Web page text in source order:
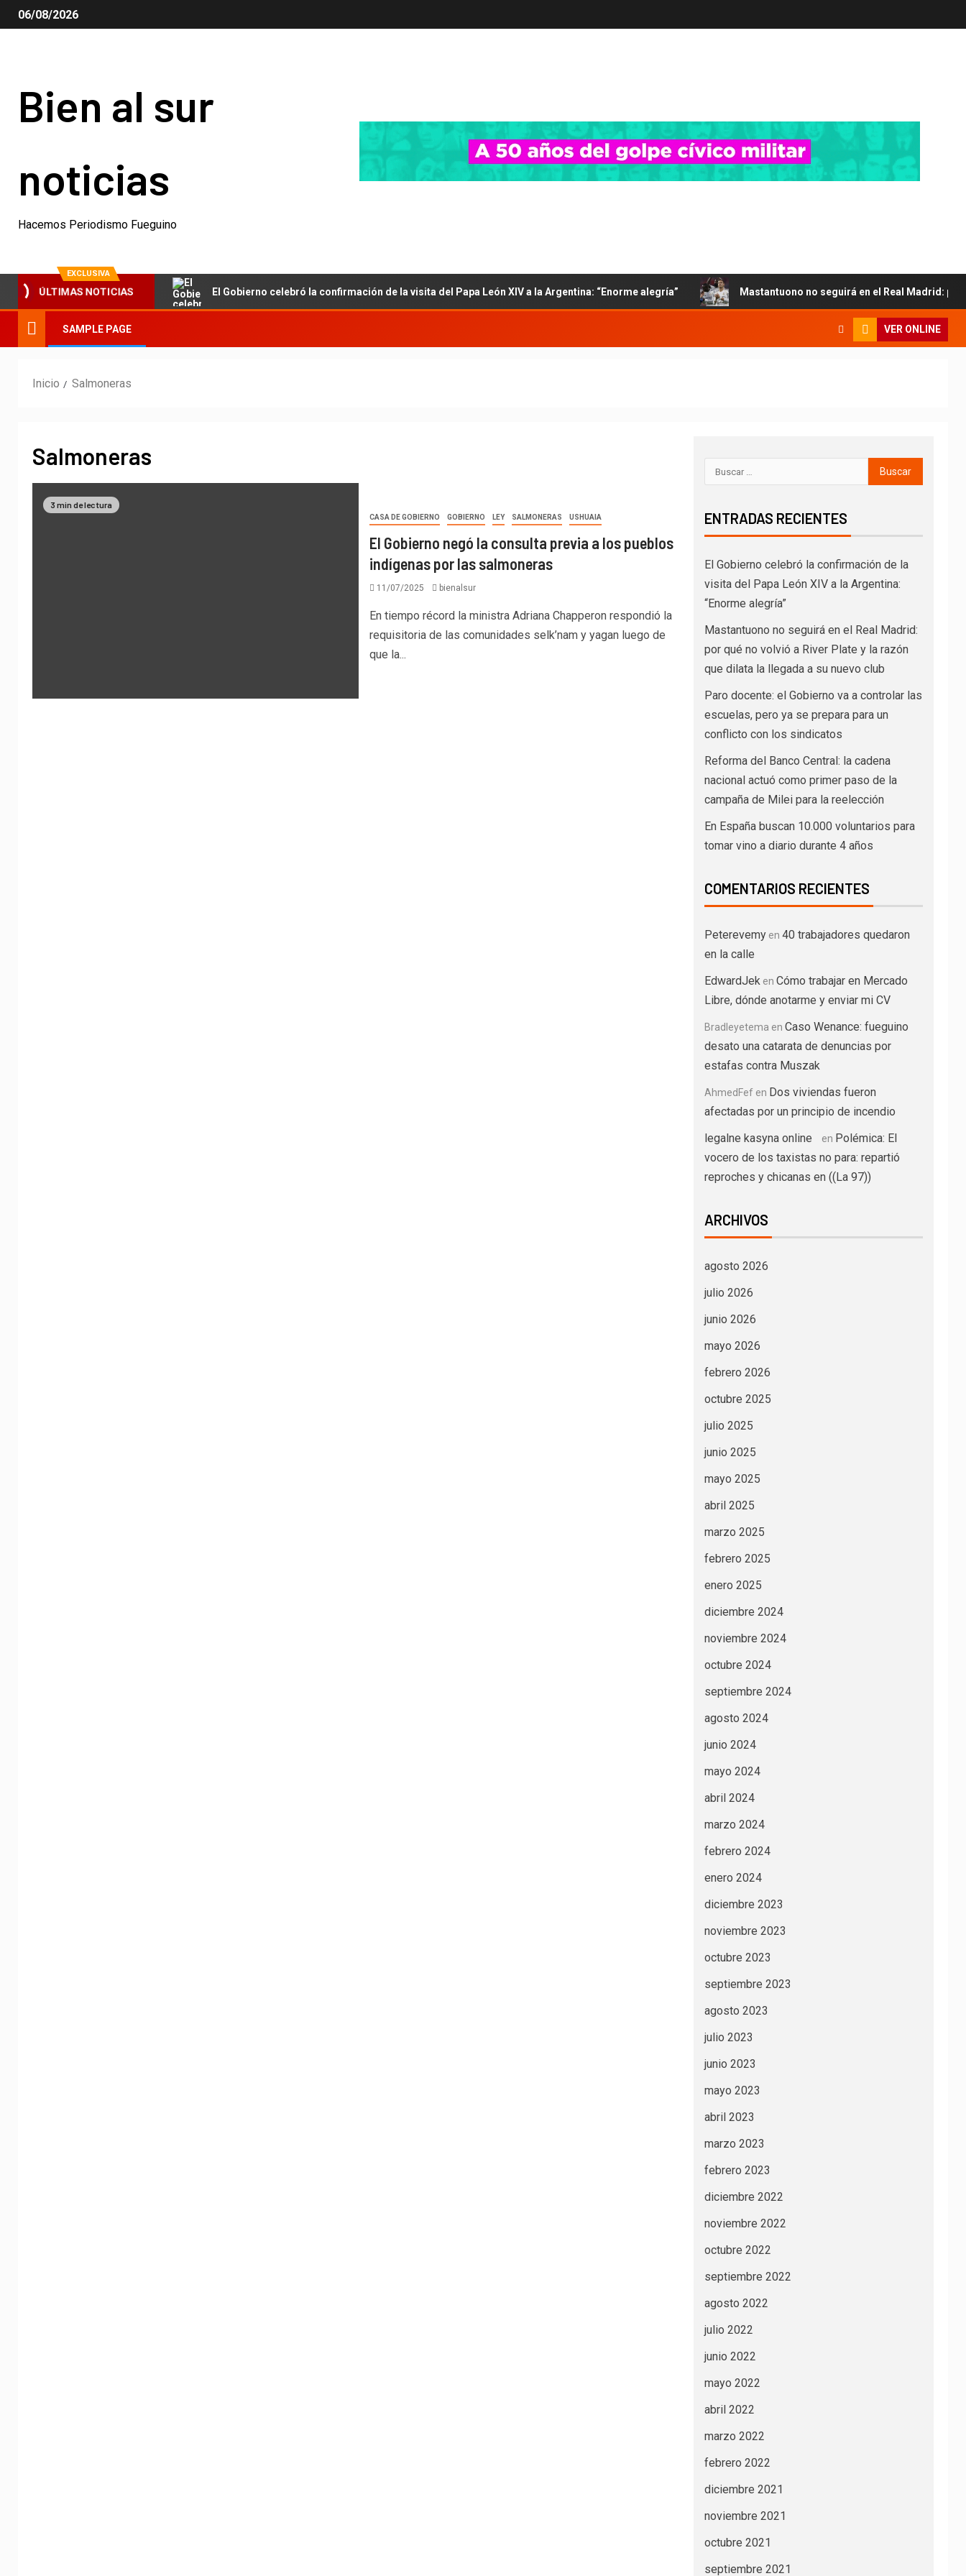
06/08/2026
Bien al sur
noticias
Hacemos Periodismo Fueguino
EXCLUSIVA
ÚLTIMAS NOTICIAS El Gobierno celebró la confirmación de la visita del Papa León XIV a la Argentina: “Enorme alegría” Mastantuono no seguirá en el Real Madrid:
SAMPLE PAGE VER ONLINE
Inicio Salmoneras
Salmoneras
3 min de lectura
CASA DE GOBIERNO GOBIERNO LEY SALMONERAS USHUAIA
El Gobierno negó la consulta previa a los pueblos
indígenas por las salmoneras
11/07/2025 bienalsur
En tiempo récord la ministra Adriana Chapperon respondió la
requisitoria de las comunidades selk’nam y yagan luego de
que la...
ENTRADAS RECIENTES
El Gobierno celebró la confirmación de la
visita del Papa León XIV a la Argentina:
“Enorme alegría”
Mastantuono no seguirá en el Real Madrid:
por qué no volvió a River Plate y la razón
que dilata la llegada a su nuevo club
Paro docente: el Gobierno va a controlar las
escuelas, pero ya se prepara para un
conflicto con los sindicatos
Reforma del Banco Central: la cadena
nacional actuó como primer paso de la
campaña de Milei para la reelección
En España buscan 10.000 voluntarios para
tomar vino a diario durante 4 años
COMENTARIOS RECIENTES
Peterevemyen 40 trabajadores quedaron
en la calle
EdwardJek en Cómo trabajar en Mercado
Libre, dónde anotarme y enviar mi CV
Bradleyetema en Caso Wenance: fueguino
desato una catarata de denuncias por
estafas contra Muszak
AhmedFefen Dos viviendas fueron
afectadas por un principio de incendio
legalne kasyna online
en Polémica: El
vocero de los taxistas no para: repartió
reproches y chicanas en ((La 97))
ARCHIVOS
agosto 2026
julio 2026
junio 2026
mayo 2026
febrero 2026
octubre 2025
julio 2025
junio 2025
mayo 2025
abril 2025
marzo 2025
febrero 2025
enero 2025
diciembre 2024
noviembre 2024
octubre 2024
septiembre 2024
agosto 2024
junio 2024
mayo 2024
abril 2024
marzo 2024
febrero 2024
enero 2024
diciembre 2023
noviembre 2023
octubre 2023
septiembre 2023
agosto 2023
julio 2023
junio 2023
mayo 2023
abril 2023
marzo 2023
febrero 2023
diciembre 2022
noviembre 2022
octubre 2022
septiembre 2022
agosto 2022
julio 2022
junio 2022
mayo 2022
abril 2022
marzo 2022
febrero 2022
diciembre 2021
noviembre 2021
octubre 2021
septiembre 2021